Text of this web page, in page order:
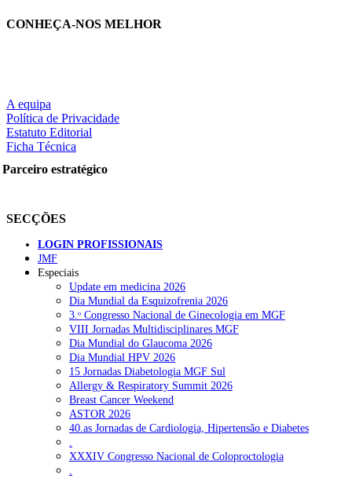
CONHEÇA-NOS MELHOR
A equipa
Política de Privacidade
Estatuto Editorial
Ficha Técnica
Parceiro estratégico
SECÇÕES
LOGIN PROFISSIONAIS
JMF
Especiais
Update em medicina 2026
Dia Mundial da Esquizofrenia 2026
3.ᵒ Congresso Nacional de Ginecologia em MGF
VIII Jornadas Multidisciplinares MGF
Dia Mundial do Glaucoma 2026
Dia Mundial HPV 2026
15 Jornadas Diabetologia MGF Sul
Allergy & Respiratory Summit 2026
Breast Cancer Weekend
ASTOR 2026
40.as Jornadas de Cardiologia, Hipertensão e Diabetes
.
XXXIV Congresso Nacional de Coloproctologia
.